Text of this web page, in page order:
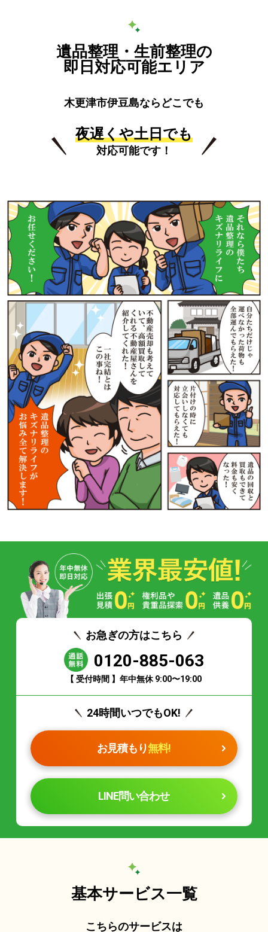
遺品整理・生前整理の
即日対応可能エリア
木更津市伊豆島ならどこでも
夜遅くや土日でも
対応可能です！
お急ぎの方はこちら
0120-885-063
【 受付時間 】年中無休 9:00〜19:00
24時間いつでもOK!
お見積もり無料!
LINE問い合わせ
基本サービス一覧
こちらのサービスは